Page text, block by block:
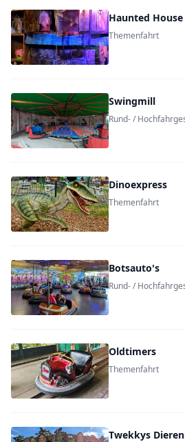
Haunted
Themenfahrt
Swingmill
Rund- /
Dinoexpress
Themenfahrt
Botsauto's
Rund- /
Oldtimers
Themenfahrt
Twekkys